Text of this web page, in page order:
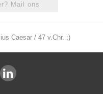
Mail ons
Caesar / 47 v.Chr. ;)